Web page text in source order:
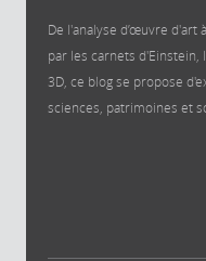
De l'analyse d’œuvre d'art
par les carnets
3D, ce blog se propose
sciences, patrimoines et